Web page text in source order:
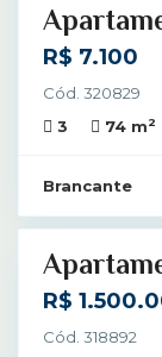
R$ 7.100
Cód. 320829
3
74 m2
Brancante
40
R$
Cód. 318892